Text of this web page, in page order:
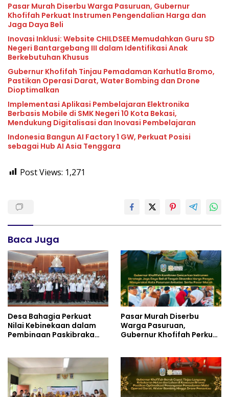
Pasar Murah Diserbu Warga Pasuruan, Gubernur
Khofifah Perkuat Instrumen Pengendalian Harga dan
Jaga Daya Beli
Inovasi Inklusi: Website CHILDSEE Memudahkan Guru SD
Negeri Bantargebang III dalam Identifikasi Anak
Berkebutuhan Khusus
Gubernur Khofifah Tinjau Pemadaman Karhutla Bromo,
Pastikan Operasi Darat, Water Bombing dan Drone
Dioptimalkan
Implementasi Aplikasi Pembelajaran Elektronika
Berbasis Mobile di SMK Negeri 10 Kota Bekasi,
Mendukung Digitalisasi dan Inovasi Pembelajaran
Indonesia Bangun AI Factory 1 GW, Perkuat Posisi
sebagai Hub AI Asia Tenggara
Post Views: 1,271
Baca Juga
Desa Bahagia Perkuat
Nilai Kebinekaan dalam
Pembinaan Paskibraka
Pasar Murah Diserbu
Warga Pasuruan,
Gubernur Khofifah Perkuat